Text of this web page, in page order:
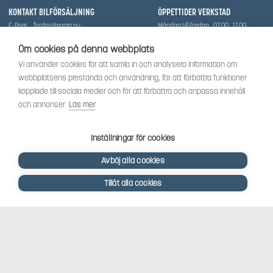
Om cookies på denna webbplats
Vi använder cookies för att samla in och analysera information om
webbplatsens prestanda och användning, för att förbättra funktioner
kopplade till sociala medier och för att förbättra och anpassa innehåll
och annonser. Läs mer
Inställningar för cookies
Avböj alla cookies
Tillåt alla cookies
ÖPPETTIDER VERKSTAD
Måndag till Fredag 07:00 17:00
KONTAKT BILFÖRSÄLJNING
E-Post
fordon@sama.nu
Vi har sedan 1970-talet levererat skog-och trädgårdsprodukter till Uppsala med omnejd. Vi
har idag även ett brett utbud av dessa produkter samt BRP:s produktsortiment, gällande
Can-Am, Sea-Doo.
Vi är certifierad serviceverkstad.
SOCIALT